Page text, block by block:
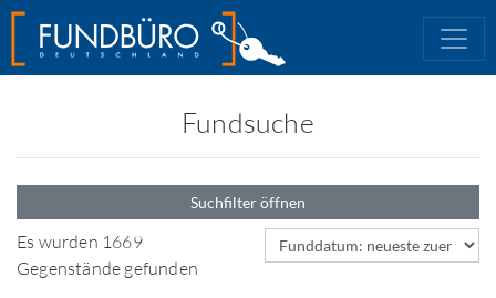
Fundsuche
Suchfilter öffnen
Es wurden 1669
Gegenstände gefunden
Sortierfeld